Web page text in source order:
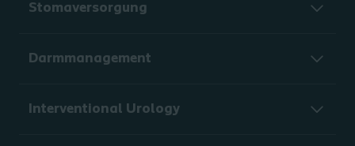
Stomaversorgung
Darmmanagement
Interventional Urology